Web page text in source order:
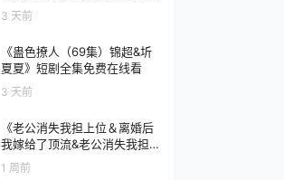
看
3 天前
《蛊色撩人（69集）锦超&圻
夏夏》短剧全集免费在线看
3 天前
《老公消失我担上位＆离婚后
我嫁给了顶流&老公消失我担
上位离婚后我嫁给了顶流（76
集）李卓扬＆邓灵枢》短剧全
1 周前